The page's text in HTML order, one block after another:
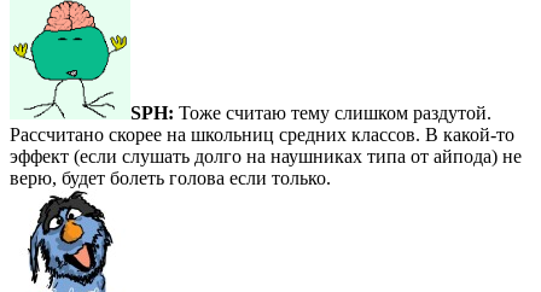
SPH: Тоже считаю тему слишком раздутой.
Рассчитано скорее на школьниц средних классов. В какой-то
эффект (если слушать долго на наушниках типа от айпода) не
верю, будет болеть голова если только.